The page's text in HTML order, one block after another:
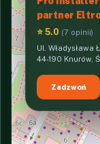
partner
⭐ 5.0 (7 opinii)
Ul. Władysława
44-190 Knurów,
Zadzwoń